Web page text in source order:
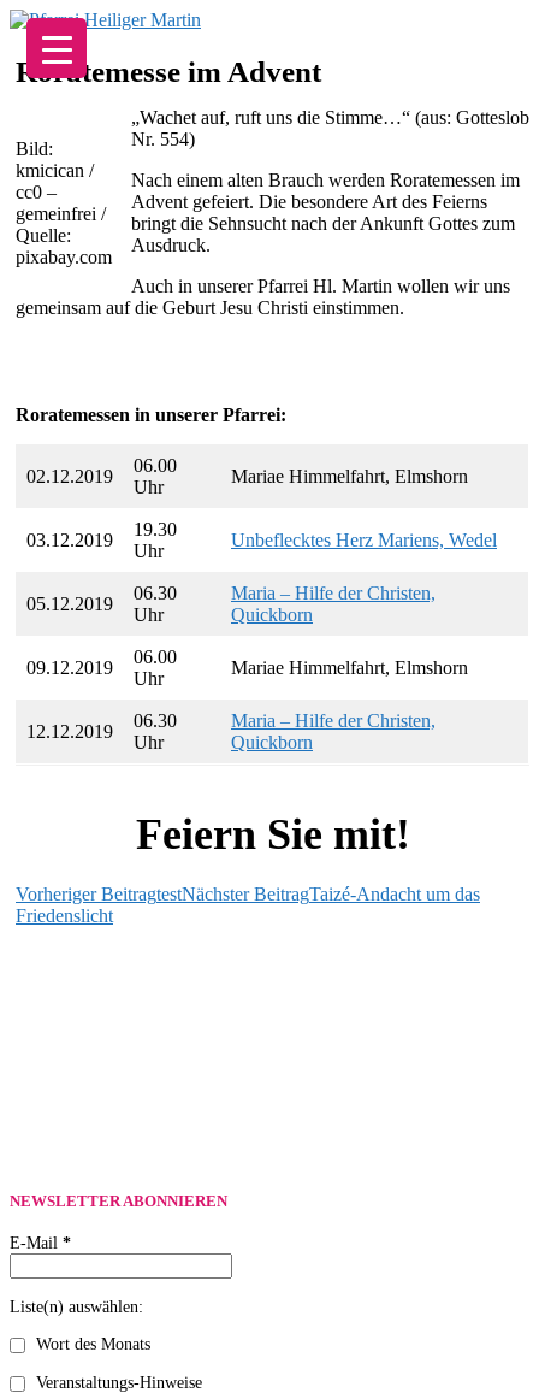
Zum
Inhalt
springen
Roratemesse im Advent
Bild:
kmicican /
cc0 –
gemeinfrei /
Quelle:
pixabay.com
„Wachet auf, ruft uns die Stimme…“ (aus: Gotteslob
Nr. 554)
Nach einem alten Brauch werden Roratemessen im
Advent gefeiert. Die besondere Art des Feierns
bringt die Sehnsucht nach der Ankunft Gottes zum
Ausdruck.
Auch in unserer Pfarrei Hl. Martin wollen wir uns
gemeinsam auf die Geburt Jesu Christi einstimmen.
Roratemessen in unserer Pfarrei:
02.12.2019
06.00
Uhr
Mariae Himmelfahrt, Elmshorn
03.12.2019
19.30
Uhr
Unbeflecktes Herz Mariens, Wedel
05.12.2019
06.30
Uhr
Maria – Hilfe der Christen,
Quickborn
09.12.2019
06.00
Uhr
Mariae Himmelfahrt, Elmshorn
12.12.2019
06.30
Uhr
Maria – Hilfe der Christen,
Quickborn
Feiern Sie mit!
Beitragsnavigation
Vorheriger BeitragtestNächster BeitragTaizé-Andacht um das
Friedenslicht
NEWSLETTER ABONNIEREN
E-Mail *
Liste(n) auswählen:
Wort des Monats
Veranstaltungs-Hinweise